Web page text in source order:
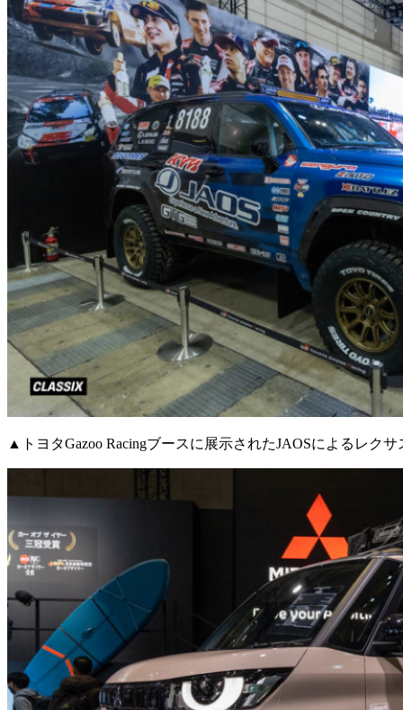
▲トヨタGazoo Racingブースに展示されたJAOSによるレク